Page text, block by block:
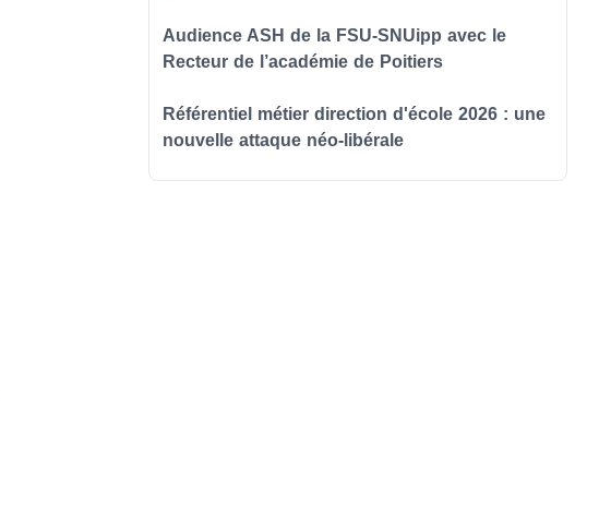
Audience ASH de la FSU-SNUipp avec le
Recteur de l’académie de Poitiers
Référentiel métier direction d'école 2026 : une
nouvelle attaque néo-libérale